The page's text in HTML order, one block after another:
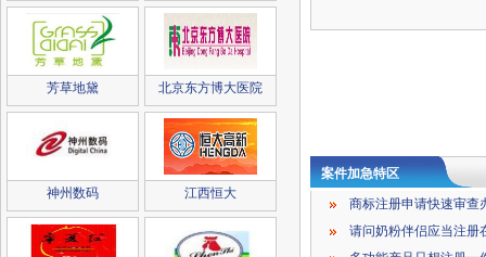
芳草地黛 北京东方博大医院
神州数码 江西恒大
案件加急特区
请问奶粉伴侣应当注册